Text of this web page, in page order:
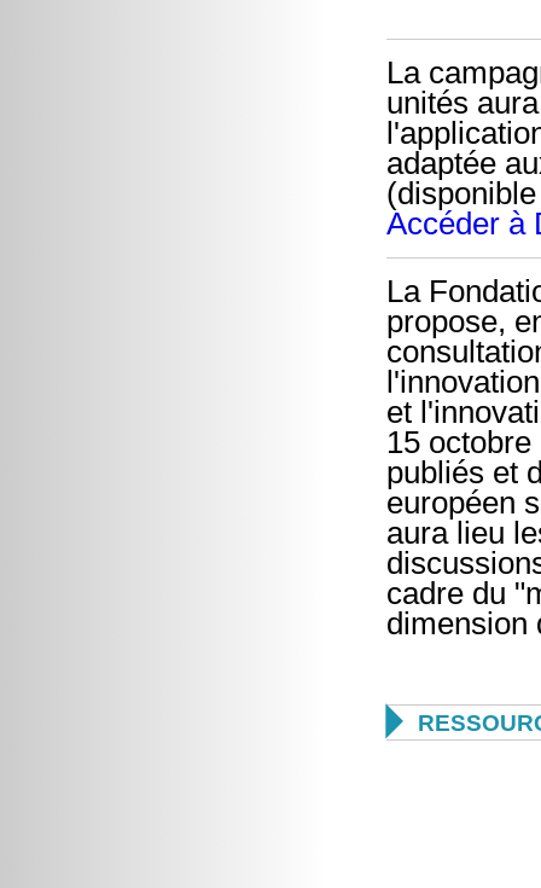
La
unités
adaptée
Accéder à
La
propose,
et
15
publiés et
européen
aura lieu
cadre du
dimension
